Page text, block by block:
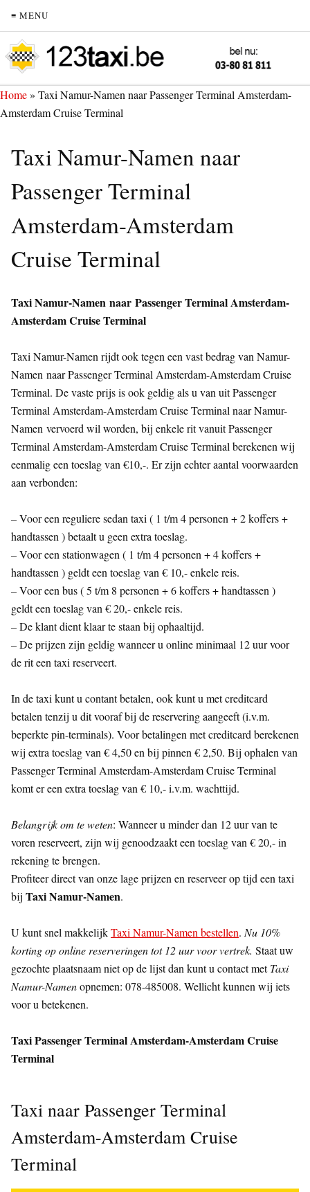
≡ MENU
Home» Taxi Namur-Namen naar Passenger Terminal Amsterdam-
Amsterdam Cruise Terminal
Taxi Namur-Namen naar
Passenger Terminal
Amsterdam-Amsterdam
Cruise Terminal
Taxi Namur-Namen naar Passenger Terminal Amsterdam-
Amsterdam Cruise Terminal
Taxi Namur-Namen rijdt ook tegen een vast bedrag van Namur-
Namen naar Passenger Terminal Amsterdam-Amsterdam Cruise
Terminal. De vaste prijs is ook geldig als u van uit Passenger
Terminal Amsterdam-Amsterdam Cruise Terminal naar Namur-
Namen vervoerd wil worden, bij enkele rit vanuit Passenger
Terminal Amsterdam-Amsterdam Cruise Terminal berekenen wij
eenmalig een toeslag van €10,-. Er zijn echter aantal voorwaarden
aan verbonden:
– Voor een reguliere sedan taxi ( 1 t/m 4 personen + 2 koffers +
handtassen ) betaalt u geen extra toeslag.
– Voor een stationwagen ( 1 t/m 4 personen + 4 koffers +
handtassen ) geldt een toeslag van € 10,- enkele reis.
– Voor een bus ( 5 t/m 8 personen + 6 koffers + handtassen )
geldt een toeslag van € 20,- enkele reis.
– De klant dient klaar te staan bij ophaaltijd.
– De prijzen zijn geldig wanneer u online minimaal 12 uur voor
de rit een taxi reserveert.
In de taxi kunt u contant betalen, ook kunt u met creditcard
betalen tenzij u dit vooraf bij de reservering aangeeft (i.v.m.
beperkte pin-terminals). Voor betalingen met creditcard berekenen
wij extra toeslag van € 4,50 en bij pinnen € 2,50. Bij ophalen van
Passenger Terminal Amsterdam-Amsterdam Cruise Terminal
komt er een extra toeslag van € 10,- i.v.m. wachttijd.
Belangrijk om te weten: Wanneer u minder dan 12 uur van te
voren reserveert, zijn wij genoodzaakt een toeslag van € 20,- in
rekening te brengen.
Profiteer direct van onze lage prijzen en reserveer op tijd een taxi
bij Taxi Namur-Namen.
U kunt snel makkelijkTaxi Namur-Namen bestellen. Nu 10%
korting op online reserveringen tot 12 uur voor vertrek. Staat uw
gezochte plaatsnaam niet op de lijst dan kunt u contact metTaxi
Namur-Namenopnemen: 078-485008. Wellicht kunnen wij iets
voor u betekenen.
Taxi Passenger Terminal Amsterdam-Amsterdam Cruise
Terminal
Taxi naar Passenger Terminal
Amsterdam-Amsterdam Cruise
Terminal